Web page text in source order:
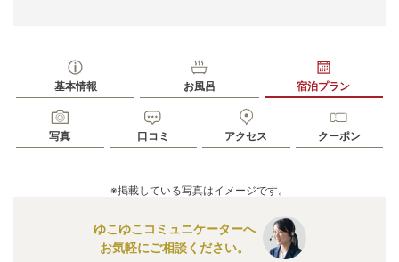
基本情報 お風呂 宿泊プラン
写真 口コミ アクセス クーポン
※掲載している写真はイメージです。
ゆこゆこコミュニケーターへ
お気軽にご相談ください。